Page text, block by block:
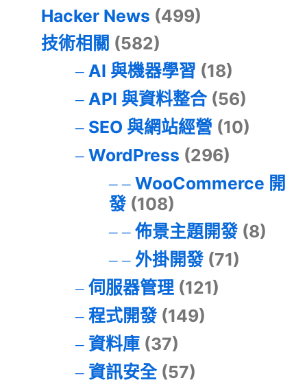
Hacker News (499)
技術相關 (582)
AI 與機器學習 (18)
API 與資料整合(56)
SEO 與網站經營 (10)
WordPress (296)
WooCommerce 開
發(108)
佈景主題開發(8)
外掛開發(71)
伺服器管理(121)
程式開發(149)
資料庫(37)
資訊安全(57)